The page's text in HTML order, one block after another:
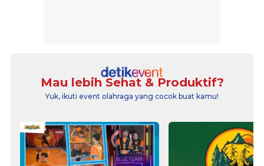
Mau lebih Sehat & Produktif?
Yuk, ikuti event olahraga yang cocok buat kamu!